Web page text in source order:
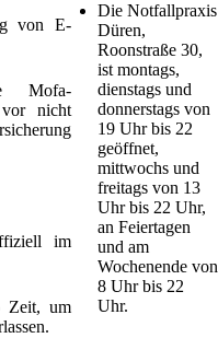
von E-
Mofa-
nicht
im
Zeit, um
Die Notfallpraxis
Düren,
Roonstraße 30,
ist montags,
dienstags und
donnerstags von
19 Uhr bis 22
geöffnet,
mittwochs und
freitags von 13
Uhr bis 22 Uhr,
an Feiertagen
und am
Wochenende von
8 Uhr bis 22
Uhr.